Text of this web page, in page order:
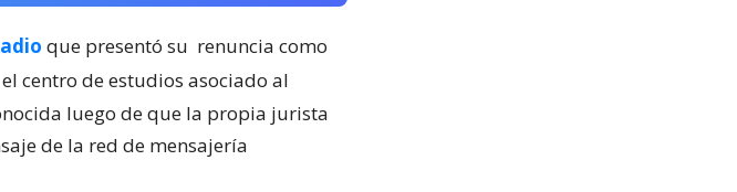
que presentó su renuncia como
el centro de estudios asociado al
luego de que la propia jurista
de la red de mensajería